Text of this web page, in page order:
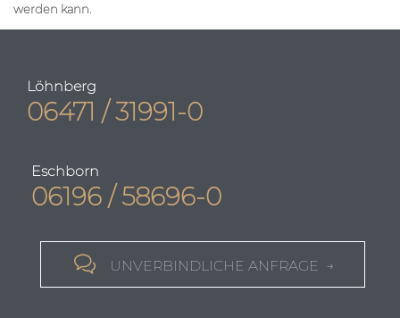
werden kann.
Löhnberg
06471 / 31991-0
Eschborn
06196 / 58696-0
 UNVERBINDLICHE ANFRAGE →